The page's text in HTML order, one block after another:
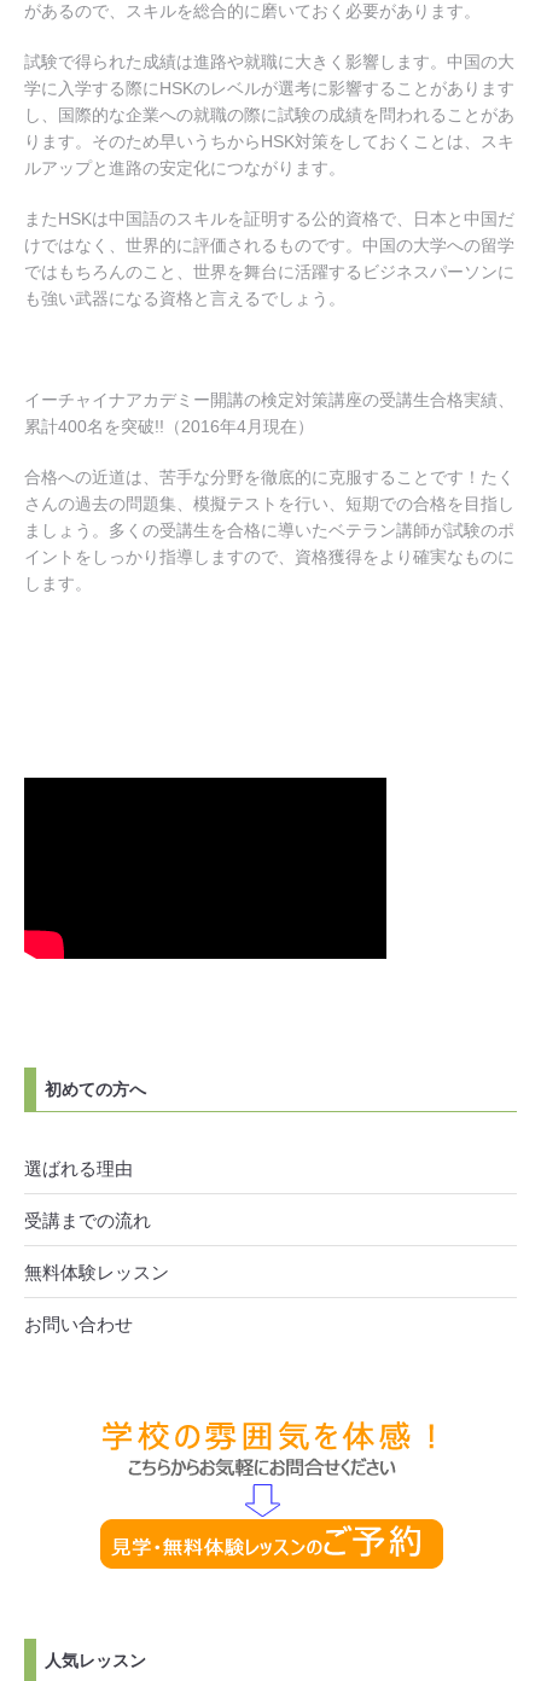
があるので、スキルを総合的に磨いておく必要があります。
試験で得られた成績は進路や就職に大きく影響します。中国の大
学に入学する際にHSKのレベルが選考に影響することがあります
し、国際的な企業への就職の際に試験の成績を問われることがあ
ります。そのため早いうちからHSK対策をしておくことは、スキ
ルアップと進路の安定化につながります。
またHSKは中国語のスキルを証明する公的資格で、日本と中国だ
けではなく、世界的に評価されるものです。中国の大学への留学
ではもちろんのこと、世界を舞台に活躍するビジネスパーソンに
も強い武器になる資格と言えるでしょう。
イーチャイナアカデミー開講の検定対策講座の受講生合格実績、
累計400名を突破!!（2016年4月現在）
合格への近道は、苦手な分野を徹底的に克服することです！たく
さんの過去の問題集、模擬テストを行い、短期での合格を目指し
ましょう。多くの受講生を合格に導いたベテラン講師が試験のポ
イントをしっかり指導しますので、資格獲得をより確実なものに
します。
初めての方へ
選ばれる理由
受講までの流れ
無料体験レッスン
お問い合わせ
人気レッスン